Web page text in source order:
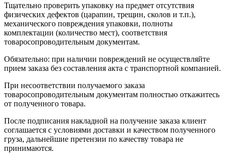
Тщательно проверить упаковку на предмет отсутствия
физических дефектов (царапин, трещин, сколов и т.п.),
механического повреждения упаковки, полноты
комплектации (количество мест), соответствия
товаросопроводительным документам.
Обязательно: при наличии повреждений не осуществляйте
прием заказа без составления акта с транспортной компанией.
При несоответствии получаемого заказа
товаросопроводительным документам полностью откажитесь
от полученного товара.
После подписания накладной на получение заказа клиент
соглашается с условиями доставки и качеством полученного
груза, дальнейшие претензии по качеству товара не
принимаются.